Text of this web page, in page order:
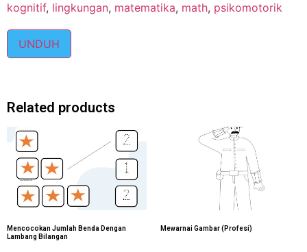
kognitif, lingkungan, matematika, math, psikomotorik
UNDUH
Related products
Mencocokan Jumlah Benda Dengan
Lambang Bilangan
Mewarnai Gambar (Profesi)